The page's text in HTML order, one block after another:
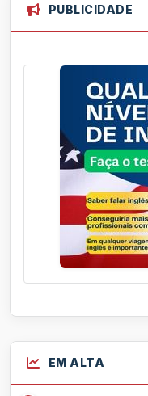
PUBLICIDADE
EM ALTA